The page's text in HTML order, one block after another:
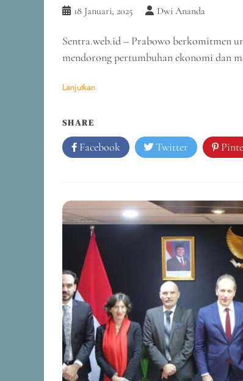
18 Januari, 2025 Dwi Ananda
Sentra.web.id – Prabowo berkomitmen
mendorong pertumbuhan ekonomi dan
Lanjutkan
SHARE
Facebook Twitter